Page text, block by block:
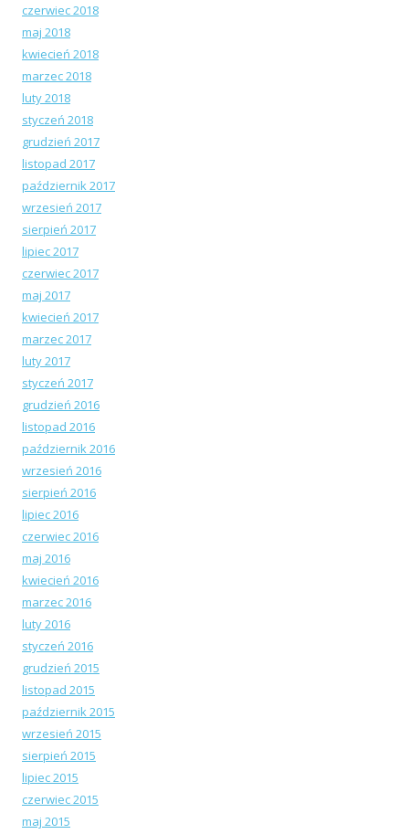
czerwiec 2018
maj 2018
kwiecień 2018
marzec 2018
luty 2018
styczeń 2018
grudzień 2017
listopad 2017
październik 2017
wrzesień 2017
sierpień 2017
lipiec 2017
czerwiec 2017
maj 2017
kwiecień 2017
marzec 2017
luty 2017
styczeń 2017
grudzień 2016
listopad 2016
październik 2016
wrzesień 2016
sierpień 2016
lipiec 2016
czerwiec 2016
maj 2016
kwiecień 2016
marzec 2016
luty 2016
styczeń 2016
grudzień 2015
listopad 2015
październik 2015
wrzesień 2015
sierpień 2015
lipiec 2015
czerwiec 2015
maj 2015